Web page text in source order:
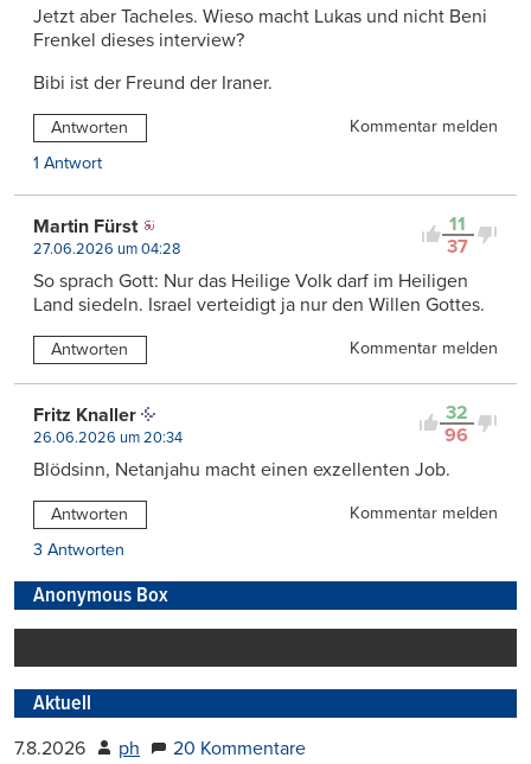
Jetzt aber Tacheles. Wieso macht Lukas und nicht Beni
Frenkel dieses interview?
Bibi ist der Freund der Iraner.
Antworten
Kommentar melden
1 Antwort
11
37
Martin Fürst
27.06.2026 um 04:28
So sprach Gott: Nur das Heilige Volk darf im Heiligen
Land siedeln. Israel verteidigt ja nur den Willen Gottes.
Antworten Kommentar melden
32
96
Fritz Knaller
26.06.2026 um 20:34
Blödsinn, Netanjahu macht einen exzellenten Job.
Antworten
Kommentar melden
3 Antworten
Anonymous Box
Aktuell
7.8.2026 ph 20 Kommentare